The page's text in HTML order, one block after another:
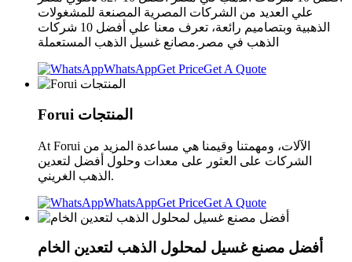
علي العديد من الشركات المصرية المصنعة للمشغولات
الذهبية وبتصاميم رائعة، تعرف معنا علي أفضل 10 شركات
الذهب في مصر.مصانع غسيل الذهب المستعملة
WhatsAppGet PriceGet A Quote
Forui المنتجات
At Forui الآلات، ومهمتنا وقيمنا هي مساعدة المزيد من
الشركات على العثور على معدات وحلول أفضل لتعدين
الذهب الغريني.
WhatsAppGet PriceGet A Quote
أفضل مصنع غسيل لمحلول الذهب لتعدين الخام